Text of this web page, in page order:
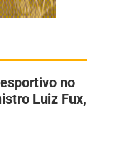
no
Luiz Fux,